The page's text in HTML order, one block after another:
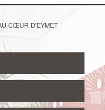
CŒUR D'EYMET